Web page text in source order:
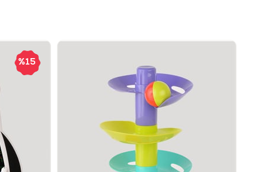
ya da bir yerde unutursanız
kullanarak da ekrana yazı yazabilirsiniz.
kullanılabilmesi sayesinde çevre dostu olan
tüketiminden tasarruf etmenizi sağlar; böylece
olursunuz.
açtığınız zaman ekranda görüntülenen işaretler,
%15